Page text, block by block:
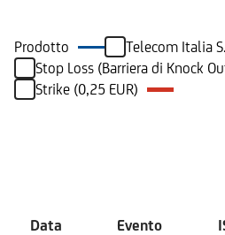
Prodotto
Telecom Italia
Stop Loss (Barriera di Knock
Strike (0,25 EUR)
Data Evento